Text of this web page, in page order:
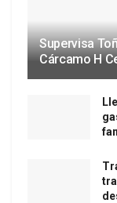
Supervisa
Cárcamo H